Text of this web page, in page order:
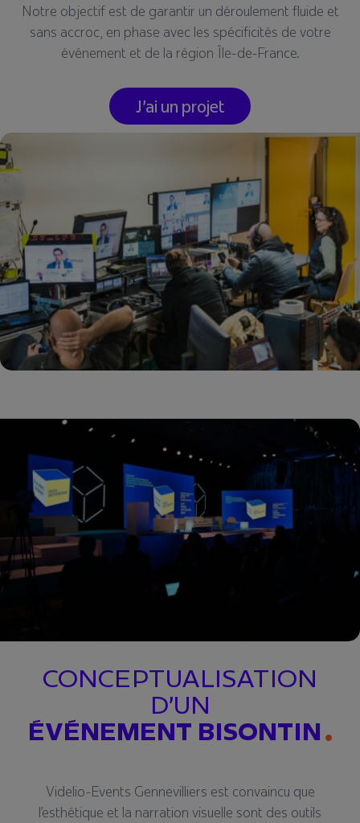
Notre objectif est de garantir un déroulement fluide et
sans accroc, en phase avec les spécificités de votre
événement et de la région Île-de-France.
J'ai un projet
CONCEPTUALISATION
D’UN
ÉVÉNEMENT BISONTIN
Videlio-Events Gennevilliers est convaincu que
l’esthétique et la narration visuelle sont des outils